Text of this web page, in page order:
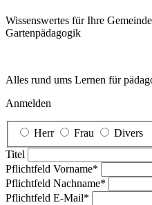
Wissenswertes für Ihre
Garten­pädagogik
Alles rund ums Lernen für
Anmelden
Herr Frau
Divers
Titel
Pflichtfeld Vorname*
Pflichtfeld Nachname*
Pflichtfeld E-Mail*